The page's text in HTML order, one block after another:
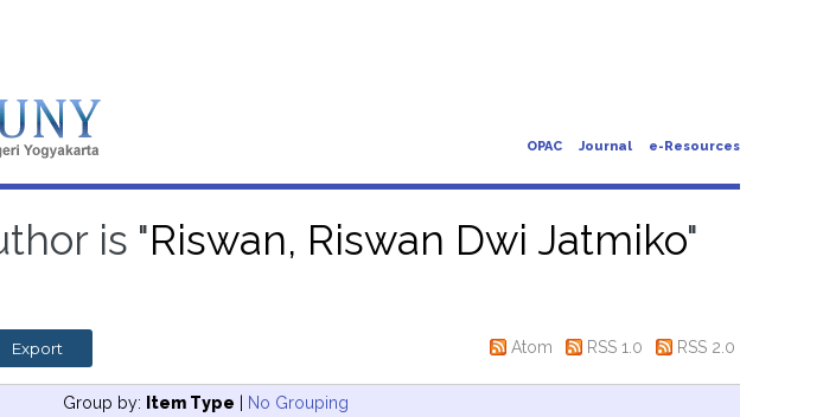
OPAC Journal e-Resources
is "Riswan, Riswan Dwi Jatmiko"
Atom RSS 1.0 RSS 2.0
Group by: Item Type | No Grouping